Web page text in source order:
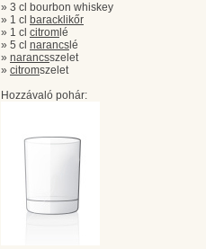
» 3 cl bourbon whiskey
» 1 cl baracklikőr
» 1 cl citrom lé
» 5 cl narancs lé
» narancsszelet
» citromszelet
Hozzávaló pohár: